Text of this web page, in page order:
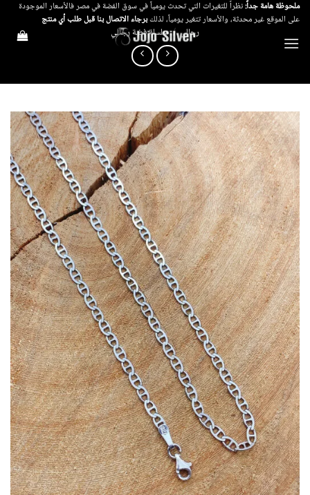
تخطي
للمحتوى
ملحوظة هامة جداً:نظراً للتغيرات التي تحدث يومياً في سوق الفضة في مصر فالأسعار الموجودة
على الموقع غير محدثة، والأسعار تتغير يومياً، لذلكبرجاء الاتصال بنا قبل طلب أي منتج
رجالي / سلسلة فضة رجالي